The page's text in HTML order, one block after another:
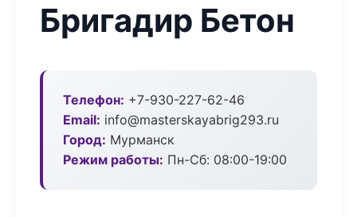
Бригадир Бетон
Телефон: +7-930-227-62-46
Email: info@masterskayabrig293.ru
Город: Мурманск
Режим работы: Пн-Сб: 08:00-19:00